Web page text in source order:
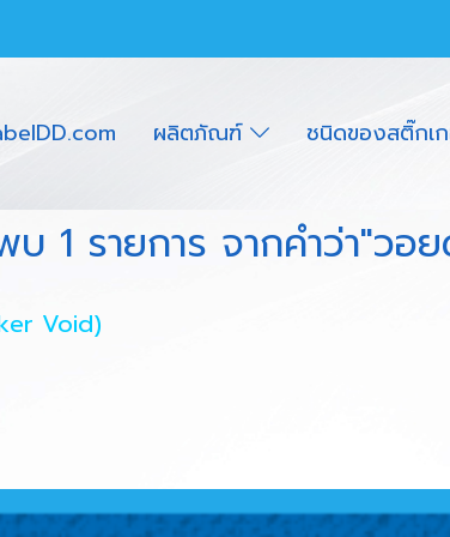
ผลิตภัณฑ์ ชนิดของสติ๊กเ
1 รายการ จากคำว่า"วอ
Void)